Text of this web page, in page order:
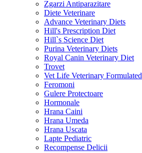
Zgarzi Antiparazitare
Diete Veterinare
Advance Veterinary Diets
Hill's Prescription Diet
Hill`s Science Diet
Purina Veterinary Diets
Royal Canin Veterinary Diet
Trovet
Vet Life Veterinary Formulated
Feromoni
Gulere Protectoare
Hormonale
Hrana Caini
Hrana Umeda
Hrana Uscata
Lapte Pediatric
Recompense Delicii